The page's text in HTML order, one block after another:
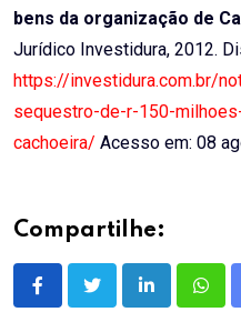
bens da organização de
Jurídico Investidura, 2012.
https://investidura.com.br/
sequestro-de-r-150-
cachoeira/ Acesso em: 08
Compartilhe:
LinkedIn